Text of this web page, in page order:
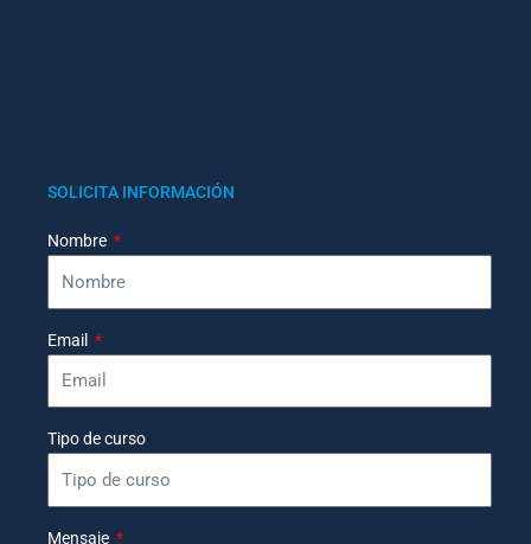
SOLICITA INFORMACIÓN
Nombre
Email
Tipo de curso
Mensaje